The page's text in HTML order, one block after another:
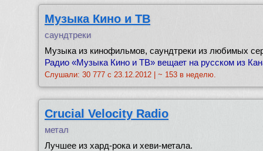
Музыка Кино и ТВ
саундтреки
Музыка из кинофильмов, саундтреки из любимых
Радио «Музыка Кино и ТВ» вещает на русском из
Слушали: 30 777 с 23.12.2012 | ~ 153 в неделю.
Crucial Velocity Radio
метал
Лучшее из хард-рока и хеви-метала.